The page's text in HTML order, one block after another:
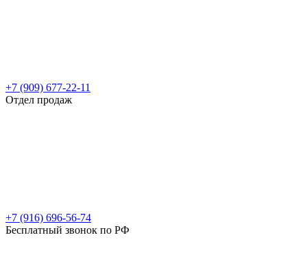
+7 (909) 677-22-11
Отдел продаж
+7 (916) 696-56-74
Бесплатный звонок по РФ